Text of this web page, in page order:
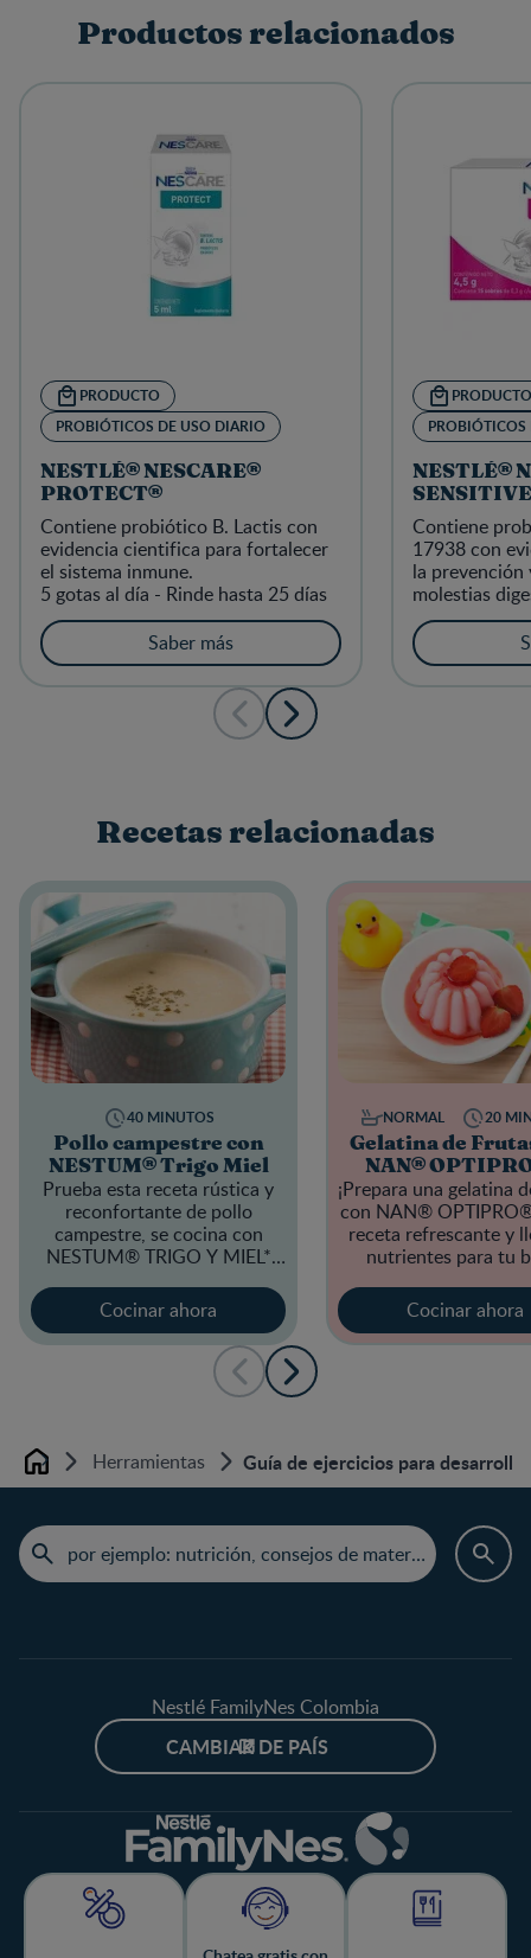
Productos relacionados
PRODUCTO
PROBIÓTICOS DE USO DIARIO
NESTLÉ® NESCARE®
PROTECT®
Contiene probiótico B. Lactis con
evidencia cientifica para fortalecer
el sistema inmune.
5 gotas al día - Rinde hasta 25 días
Saber más
PRODUCTO
NESTLÉ®
Contiene
17938 con
la prevención
molestias
infantil,
dolor
1 sobre al día
Recetas relacionadas
Pollo campestre con
NESTUM® Trigo Miel
Prueba esta receta rústica y
reconfortante de pollo
campestre, se cocina con
NESTUM® TRIGO Y MIEL*
crujiente.
40 MINUTOS
Cocinar ahora
Gelatina de
NAN®
¡Prepara una gelatina
con NAN®
receta refrescante y
nutrientes para tu
NORMAL 20
Cocinar ahora
Home Herramientas Guía de ejercicios para
Nestlé FamilyNes Colombia
CAMBIAR DE PAÍS